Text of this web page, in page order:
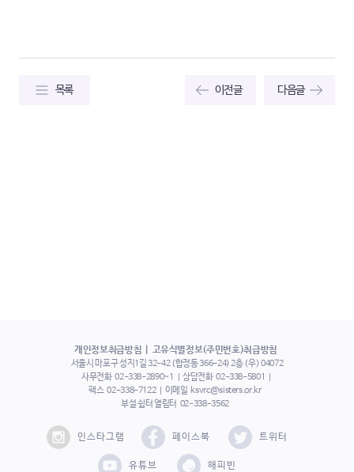
목록 이전글 다음글
개인정보취급방침 고유식별정보(주민번호)취급방침
서울시 마포구 성지1길 32-42 (합정동 366-24) 2층 (우) 04072
사무전화 02-338-2890~1 상담전화 02-338-5801
팩스 02-338-7122 이메일 ksvrc@sisters.or.kr
부설 쉼터 열림터 02-338-3562
인스타그램 페이스북 트위터
유튜브 해피빈